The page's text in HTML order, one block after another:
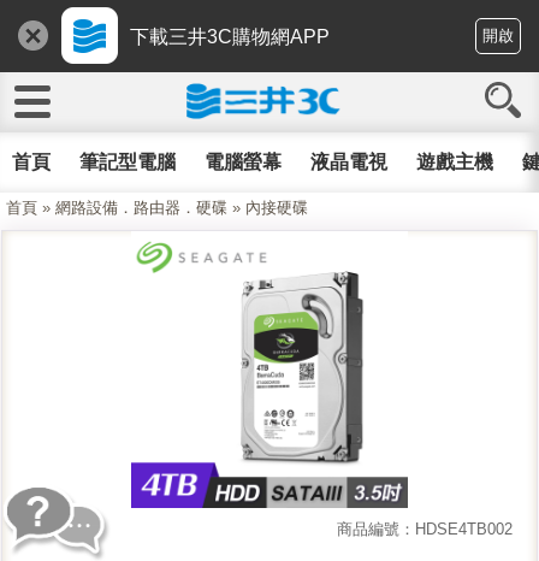
下載三井3C購物網APP 開啟
首頁 筆記型電腦 電腦螢幕 液晶電視 遊戲主機
首頁 » 網路設備．路由器．硬碟 » 內接硬碟
商品編號：HDSE4TB002